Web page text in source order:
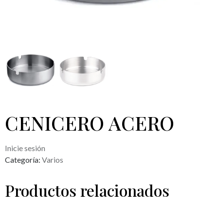
CENICERO ACERO
Inicie sesión
Categoría: Varios
Productos relacionados